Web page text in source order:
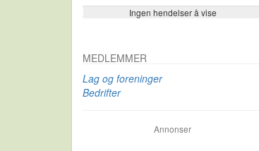
Ingen hendelser å vise
Se flere…
MEDLEMMER
Lag og foreninger
Bedrifter
Annonser